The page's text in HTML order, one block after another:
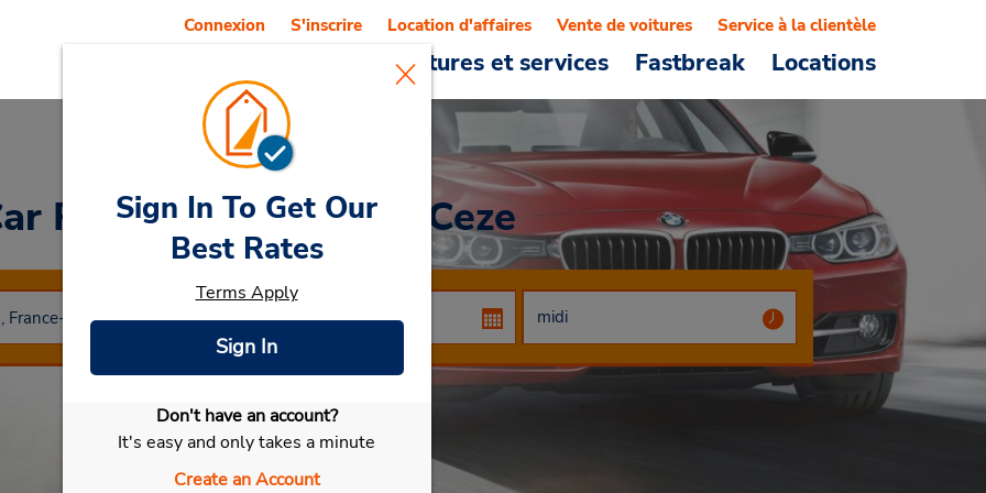
Voitures et services Fastbreak Locations
Connexion S'inscrire Location d'affaires Vente de voitures Service à la clientèle
Rental Bagnols Sur Ceze
Sélectionner ma voiture
Sign In To Get Our
Best Rates
Terms Apply
Sign In
Don't have an account?
It's easy and only takes a minute
Create an Account